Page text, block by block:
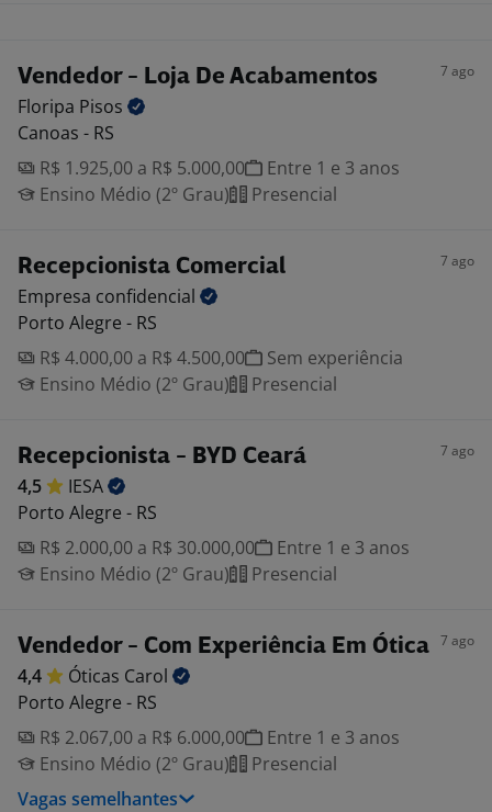
Vendedor - Loja De Acabamentos 7 ago
Floripa Pisos
Canoas - RS
R$ 1.925,00 a R$ 5.000,00
Entre 1 e 3 anos
Ensino Médio (2º Grau)
Presencial
Recepcionista Comercial 7 ago
Empresa confidencial
Porto Alegre - RS
R$ 4.000,00 a R$ 4.500,00
Sem experiência
Ensino Médio (2º Grau)
Presencial
Recepcionista - BYD Ceará 7 ago
4,5
IESA
Porto Alegre - RS
R$ 2.000,00 a R$ 30.000,00
Entre 1 e 3 anos
Ensino Médio (2º Grau)
Presencial
Vendedor - Com Experiência Em Ótica 7 ago
4,4 Óticas Carol
Porto Alegre - RS
R$ 2.067,00 a R$ 6.000,00
Entre 1 e 3 anos
Ensino Médio (2º Grau)
Presencial
Vagas semelhantes